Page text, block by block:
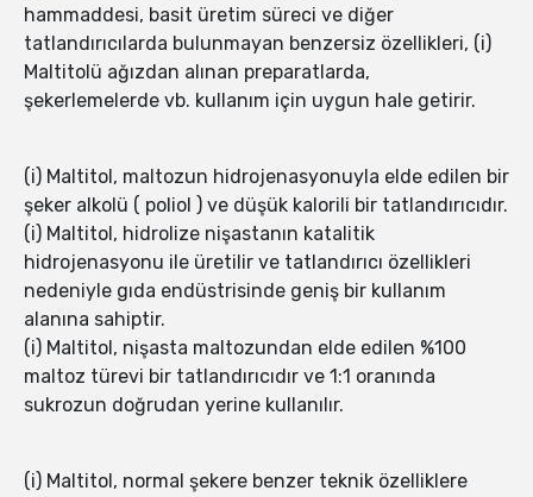
hammaddesi, basit üretim süreci ve diğer
tatlandırıcılarda bulunmayan benzersiz özellikleri, (i)
Maltitolü ağızdan alınan preparatlarda,
şekerlemelerde vb. kullanım için uygun hale getirir.
(i) Maltitol, maltozun hidrojenasyonuyla elde edilen bir
şeker alkolü ( poliol ) ve düşük kalorili bir tatlandırıcıdır.
(i) Maltitol, hidrolize nişastanın katalitik
hidrojenasyonu ile üretilir ve tatlandırıcı özellikleri
nedeniyle gıda endüstrisinde geniş bir kullanım
alanına sahiptir.
(i) Maltitol, nişasta maltozundan elde edilen %100
maltoz türevi bir tatlandırıcıdır ve 1:1 oranında
sukrozun doğrudan yerine kullanılır.
(i) Maltitol, normal şekere benzer teknik özelliklere